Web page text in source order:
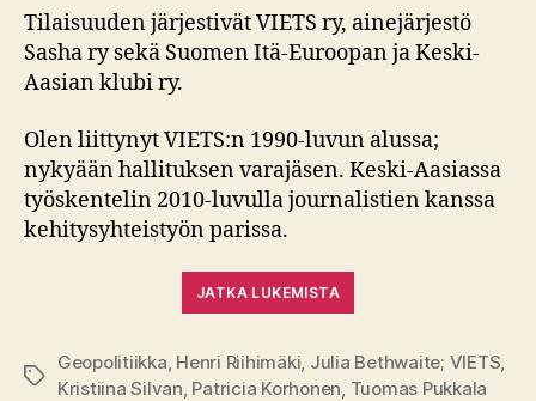
Tilaisuuden järjestivät VIETS ry, ainejärjestö
Sasha ry sekä Suomen Itä-Euroopan ja Keski-
Aasian klubi ry.
Olen liittynyt VIETS:n 1990-luvun alussa;
nykyään hallituksen varajäsen. Keski-Aasiassa
työskentelin 2010-luvulla journalistien kanssa
kehitysyhteistyön parissa.
JATKA LUKEMISTA
Avainsanat
Geopolitiikka Henri Riihimäki Julia Bethwaite; VIETS
Kristiina Silvan Patricia Korhonen Tuomas Pukkala